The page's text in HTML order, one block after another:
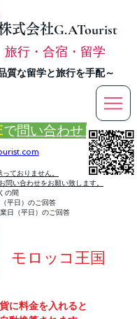
式会社G.ATourist
旅行・合宿・留学
質な留学と旅行を手配～
で問い合わせ
ておりません。
問い合わせをお願い致します。
の間
平日）のご回答
業日（平日）のご回答
モロッコ王国
に料金を入れると